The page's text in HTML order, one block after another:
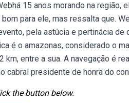
15 anos morando na região,
para ele, mas ressalta que.
pela astúcia e pertinácia de
é o amazonas, considerado o
entre a sua. A navegação é
cabral presidente de honra do
the button below.